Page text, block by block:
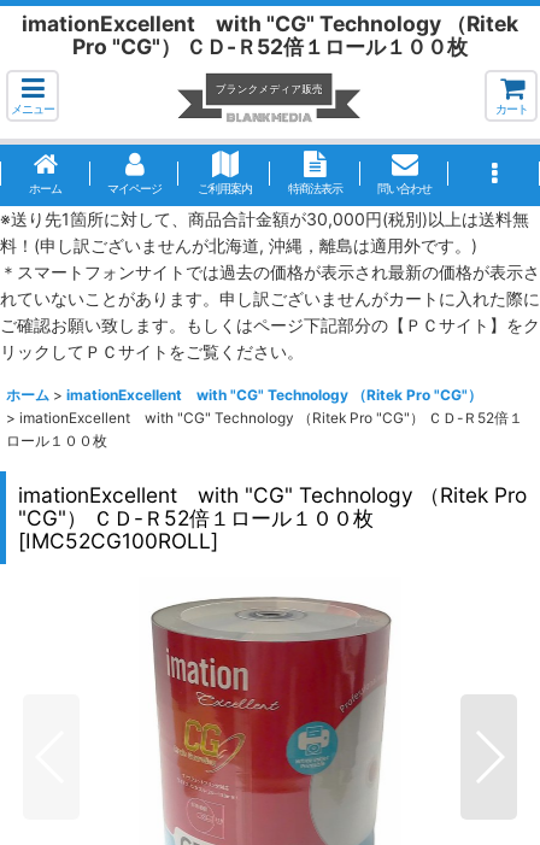
imationExcellent with "CG" Technology （Ritek
Pro "CG"） ＣＤ-Ｒ52倍１ロール１００枚
メニュー カート
ホーム マイページ ご利用案内 特商法表示 問い合わせ
※送り先1箇所に対して、商品合計金額が30,000円(税別)以上は送料無
料！(申し訳ございませんが北海道, 沖縄，離島は適用外です。)
＊スマートフォンサイトでは過去の価格が表示され最新の価格が表示さ
れていないことがあります。申し訳ございませんがカートに入れた際に
ご確認お願い致します。もしくはページ下記部分の【ＰＣサイト】をク
リックしてＰＣサイトをご覧ください。
ホーム > imationExcellent with "CG" Technology （Ritek Pro "CG"）
> imationExcellent with "CG" Technology （Ritek Pro "CG"） ＣＤ-Ｒ52倍１
ロール１００枚
imationExcellent with "CG" Technology （Ritek Pro
"CG"） ＣＤ-Ｒ52倍１ロール１００枚
[IMC52CG100ROLL]